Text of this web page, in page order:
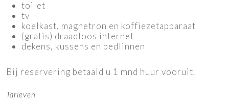
toilet
tv
koelkast, magnetron en koffiezetapparaat
(gratis) draadloos internet
dekens, kussens en bedlinnen
Bij reservering betaald u 1 mnd huur vooruit.
Tarieven